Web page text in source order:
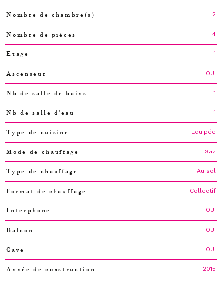
Nombre de chambre(s) 2
Nombre de pièces 4
Etage 1
Ascenseur OUI
Nb de salle de bains 1
Nb de salle d'eau 1
Type de cuisine Equipée
Mode de chauffage Gaz
Type de chauffage Au sol
Format de chauffage Collectif
Interphone OUI
Balcon OUI
Cave OUI
Année de construction 2015